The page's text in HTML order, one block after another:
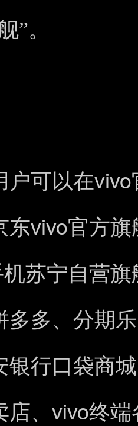
”。
户可以在vivo
东vivo官方旗
苏宁自营
多多、分期
银行口袋商
、 vivo终端